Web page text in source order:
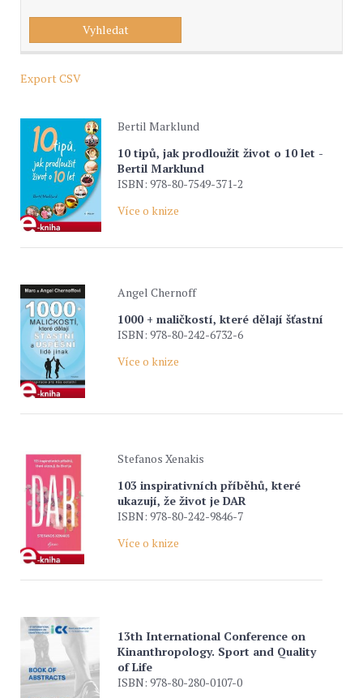
Export CSV
Bertil Marklund
10 tipů, jak prodloužit život o 10 let -
Bertil Marklund
ISBN: 978-80-7549-371-2
Více o knize
Angel Chernoff
1000 + maličkostí, které dělají šťastní
ISBN: 978-80-242-6732-6
Více o knize
Stefanos Xenakis
103 inspirativních příběhů, které
ukazují, že život je DAR
ISBN: 978-80-242-9846-7
Více o knize
13th International Conference on
Kinanthropology. Sport and Quality
of Life
ISBN: 978-80-280-0107-0